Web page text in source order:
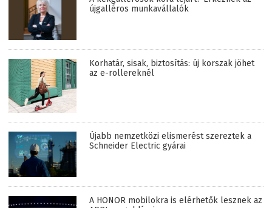
újgalléros munkavállalók
Korhatár, sisak, biztosítás: új korszak jöhet
az e-rollereknél
Újabb nemzetközi elismerést szereztek a
Schneider Electric gyárai
A HONOR mobilokra is elérhetők lesznek az